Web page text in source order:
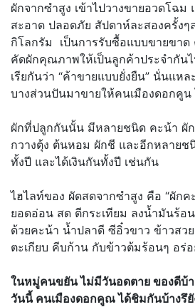
ผักจากซำสูง เข้าไปวางขายอวดโฉม
สะอาด ปลอดภัย สัปดาห์ละสองครั้งๆ
กิโลกรัม เป็นการรับซื้อแบบขายขาด
คัดผักคุณภาพให้เป็นลูกค้าประจำกัน
เรียกันว่า “ค้าขายแบบยั่งยืน” นั่นแห
บางส่วนปันมาขายให้คนเมืองดอกคู
ผักที่ปลูกกันนั้น มีหลายชนิด คะน้า ผั
กวางตุ้ง ต้นหอม ผักชี และอีกหลายช
ทั้งปี และได้เงินกันทั้งปี เช่นกัน
ไฮไลท์ของ ผัดสดจากซำสูง คือ “ผักค
ยอดอ่อน สด ตีกระเทียม ลงน้ำมันร้อ
ด้วยคะน้า น้ำปลาดี ซีอิ๋วขาว ข้าวสว
ตะเกียบ คีบก้าน กับข้าวต้มร้อนๆ อร่
ในหมู่คนขยัน ไม่มีวันอดตาย ของดีบ้า
วันนี้ คนเมืองดอกคูณ ได้ชิมกันบ้างรึ